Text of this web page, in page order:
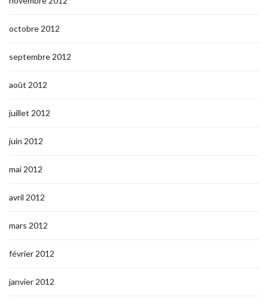
octobre 2012
septembre 2012
août 2012
juillet 2012
juin 2012
mai 2012
avril 2012
mars 2012
février 2012
janvier 2012